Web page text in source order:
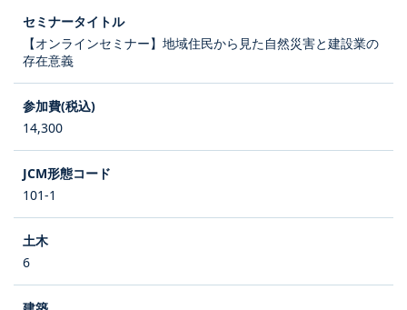
【オンラインセミナー】地域住民から見た自然災害と建設業の
存在意義
14,300
101-1
6